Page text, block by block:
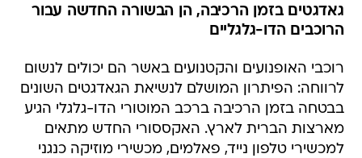
גאדגטים בזמן הרכיבה, הן הבשורה החדשה עבור
הרוכבים הדו-גלגליים
רוכבי האופנועים והקטנועים באשר הם יכולים לנשום
לרווחה: הפיתרון המושלם לנשיאת הגאדגטים השונים
בבטחה בזמן הרכיבה ברכב המוטורי הדו-גלגלי הגיע
מארצות הברית לארץ. האקססורי החדש מתאים
למכשירי טלפון נייד, פאלמים, מכשירי מוזיקה כנגני